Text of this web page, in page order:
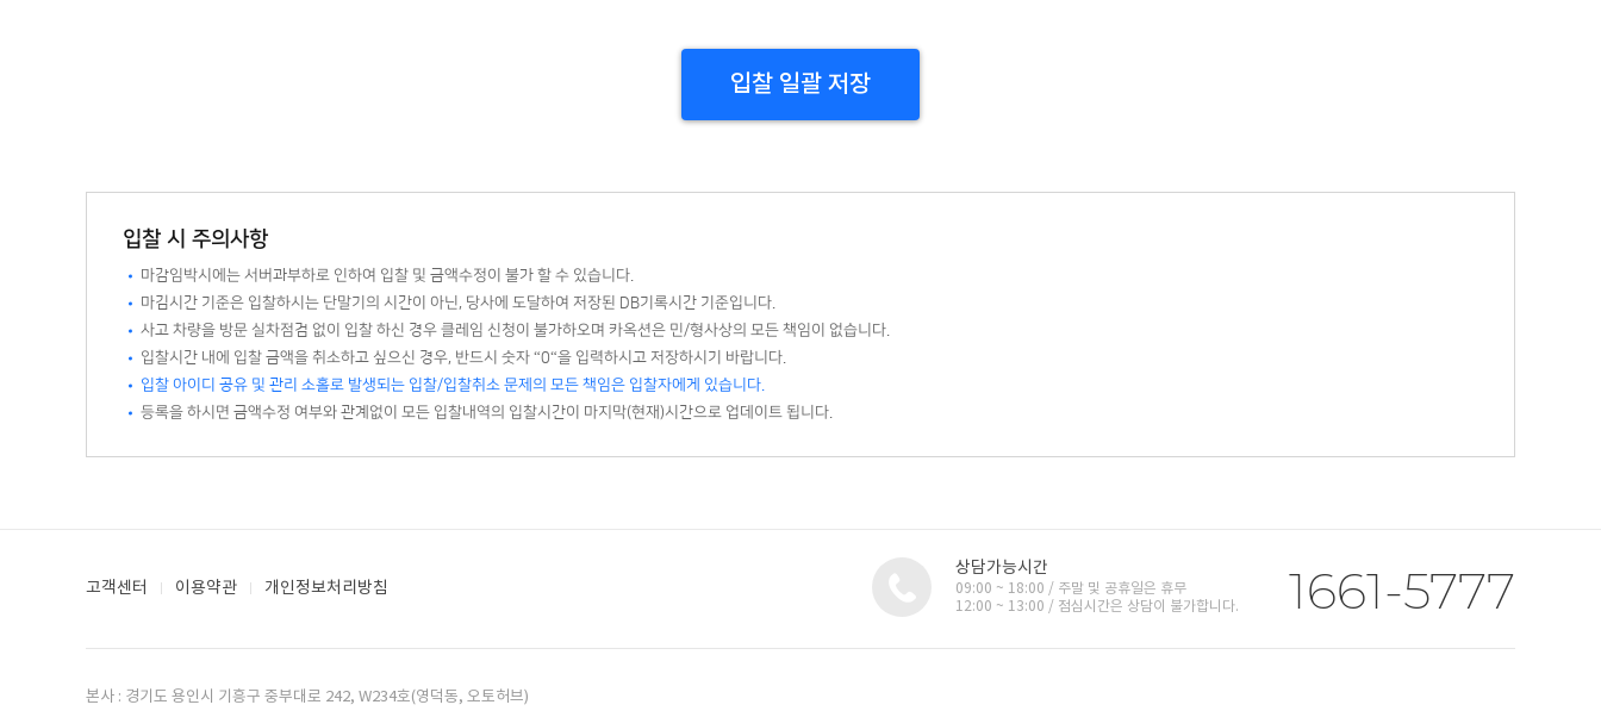
입찰 일괄 저장
입찰 시 주의사항
마감임박시에는 서버과부하로 인하여 입찰 및 금액수정이 불가 할 수 있습니다.
마김시간 기준은 입찰하시는 단말기의 시간이 아닌, 당사에 도달하여 저장된 DB기록시간 기준입니다.
사고 차량을 방문 실차점검 없이 입찰 하신 경우 클레임 신청이 불가하오며 카옥션은 민/형사상의 모든 책임이 없습니다.
입찰시간 내에 입찰 금액을 취소하고 싶으신 경우, 반드시 숫자 “0“을 입력하시고 저장하시기 바랍니다.
입찰 아이디 공유 및 관리 소홀로 발생되는 입찰/입찰취소 문제의 모든 책임은 입찰자에게 있습니다.
등록을 하시면 금액수정 여부와 관계없이 모든 입찰내역의 입찰시간이 마지막(현재)시간으로 업데이트 됩니다.
고객센터 이용약관 개인정보처리방침
상담가능시간
09:00 ~ 18:00 / 주말 및 공휴일은 휴무
12:00 ~ 13:00 / 점심시간은 상담이 불가합니다.
1661-5777
본사 : 경기도 용인시 기흥구 중부대로 242, W234호(영덕동, 오토허브)